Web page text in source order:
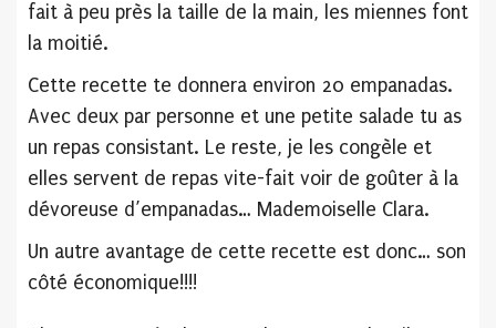
fait à peu près la taille de la main, les miennes font
la moitié.
Cette recette te donnera environ 20 empanadas.
Avec deux par personne et une petite salade tu as
un repas consistant. Le reste, je les congèle et
elles servent de repas vite-fait voir de goûter à la
dévoreuse d’empanadas… Mademoiselle Clara.
Un autre avantage de cette recette est donc… son
côté économique!!!!